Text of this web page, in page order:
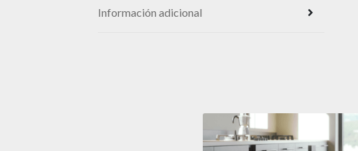
Información adicional